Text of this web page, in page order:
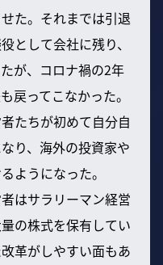
た。それまでは引退
として会社に残り、
が、コロナ禍の2年
戻ってこなかった。
たちが初めて自分自
り、海外の投資家や
ようになった。
はサラリーマン経営
の株式を保有してい
革がしやすい面もあ